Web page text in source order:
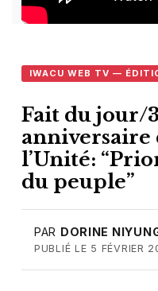
IWACU WEB TV —
Fait du jour/
anniversaire
l’Unité:
du peuple”
PAR DORINE
PUBLIÉ LE 5 FÉVRIER